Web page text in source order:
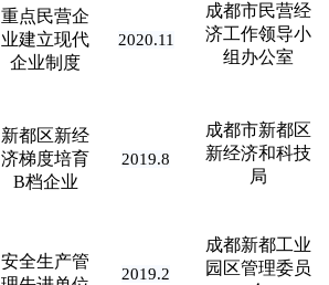
重点民营企
业建立现代
企业制度
2020.11
成都市民营经
济工作领导小
组办公室
新都区新经
济梯度培育
B档企业
2019.8
成都市新都区
新经济和科技
局
安全生产管
2019.2
成都新都工业
园区管理委员